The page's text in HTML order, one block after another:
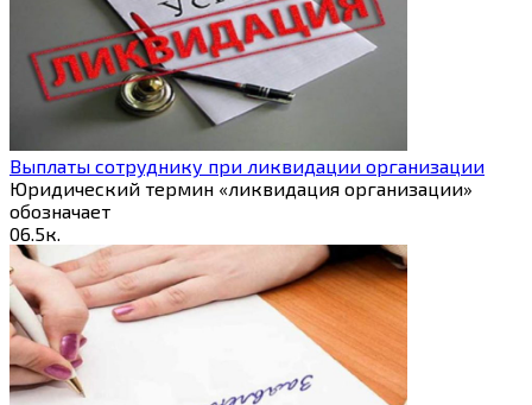
Выплаты сотруднику при ликвидации организации
Юридический термин «ликвидация организации»
обозначает
06.5к.